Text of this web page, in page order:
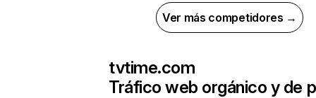
Ver más competidores →
tvtime.com
Tráfico web orgánico y de